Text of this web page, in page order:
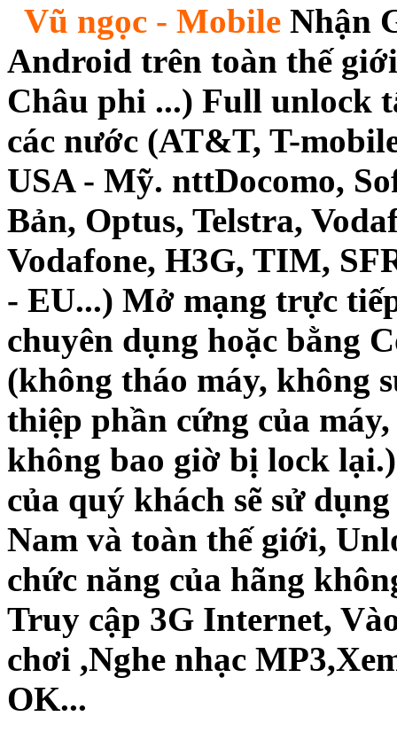
Vũ ngọc - Mobile Nhận
Android trên toàn thế
Châu phi ...) Full unlock
các nước (AT&T, T-
USA - Mỹ. nttDocomo,
Bản, Optus, Telstra,
Vodafone, H3G, TIM,
- EU...) Mở mạng trực
chuyên dụng hoặc bằng
(không tháo máy, không
thiệp phần cứng của
không bao giờ bị lock
của quý khách sẽ sử
Nam và toàn thế giới,
chức năng của hãng
Truy cập 3G Internet,
chơi ,Nghe nhạc
OK...